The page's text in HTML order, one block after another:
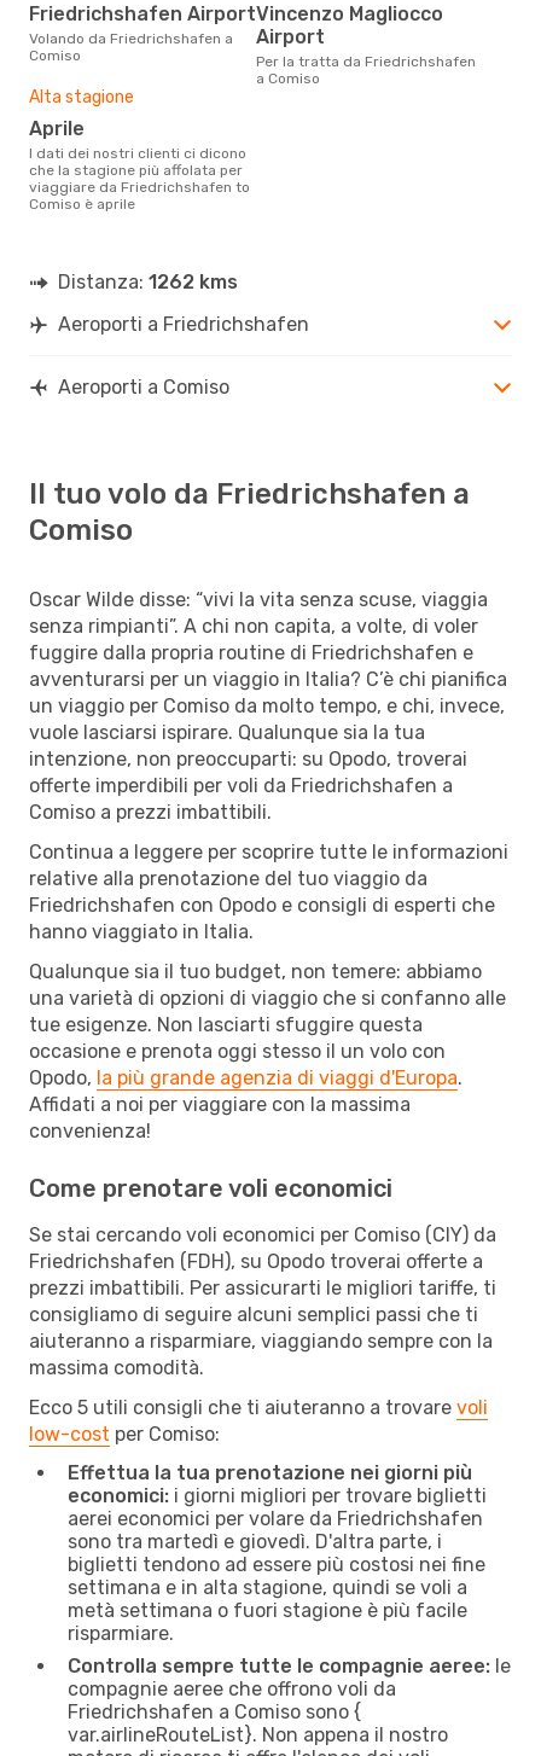
Friedrichshafen Airport
Volando da Friedrichshafen a
Comiso
Vincenzo Magliocco
Airport
Per la tratta da Friedrichshafen
a Comiso
Alta stagione
aprile
I dati dei nostri clienti ci dicono
che la stagione più affolata per
viaggiare da Friedrichshafen to
Comiso è aprile
Distanza: 1262 kms
Aeroporti a Friedrichshafen
Aeroporti a Comiso
Il tuo volo da Friedrichshafen a
Comiso
Oscar Wilde disse: “vivi la vita senza scuse, viaggia
senza rimpianti”. A chi non capita, a volte, di voler
fuggire dalla propria routine di Friedrichshafen e
avventurarsi per un viaggio in Italia? C’è chi pianifica
un viaggio per Comiso da molto tempo, e chi, invece,
vuole lasciarsi ispirare. Qualunque sia la tua
intenzione, non preoccuparti: su Opodo, troverai
offerte imperdibili per voli da Friedrichshafen a
Comiso a prezzi imbattibili.
Continua a leggere per scoprire tutte le informazioni
relative alla prenotazione del tuo viaggio da
Friedrichshafen con Opodo e consigli di esperti che
hanno viaggiato in Italia.
Qualunque sia il tuo budget, non temere: abbiamo
una varietà di opzioni di viaggio che si confanno alle
tue esigenze. Non lasciarti sfuggire questa
occasione e prenota oggi stesso il un volo con
Opodo, la più grande agenzia di viaggi d'Europa.
Affidati a noi per viaggiare con la massima
convenienza!
Come prenotare voli economici
Se stai cercando voli economici per Comiso (CIY) da
Friedrichshafen (FDH), su Opodo troverai offerte a
prezzi imbattibili. Per assicurarti le migliori tariffe, ti
consigliamo di seguire alcuni semplici passi che ti
aiuteranno a risparmiare, viaggiando sempre con la
massima comodità.
Ecco 5 utili consigli che ti aiuteranno a trovare voli
low-cost per Comiso:
Effettua la tua prenotazione nei giorni più
economici: i giorni migliori per trovare biglietti
aerei economici per volare da Friedrichshafen
sono tra martedì e giovedì. D'altra parte, i
biglietti tendono ad essere più costosi nei fine
settimana e in alta stagione, quindi se voli a
metà settimana o fuori stagione è più facile
risparmiare.
Controlla sempre tutte le compagnie aeree: le
compagnie aeree che offrono voli da
Friedrichshafen a Comiso sono {​
var.airlineRouteList}. Non appena il nostro